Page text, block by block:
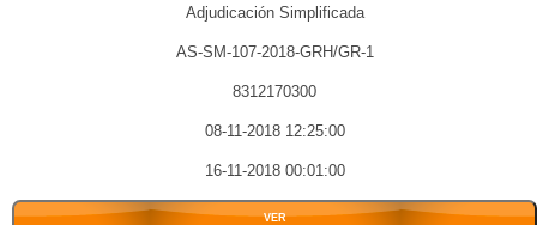
Adjudicación Simplificada
AS-SM-107-2018-GRH/GR-1
8312170300
08-11-2018 12:25:00
16-11-2018 00:01:00
VER